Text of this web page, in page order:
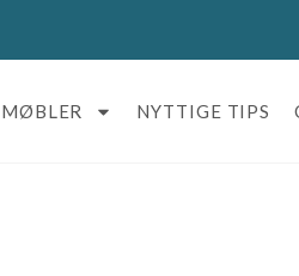
MØBLER NYTTIGE TIPS